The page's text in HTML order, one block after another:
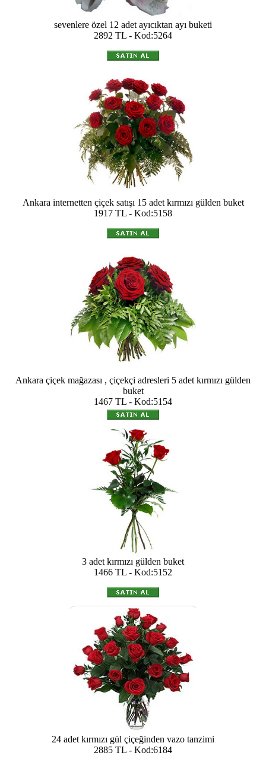
sevenlere özel 12 adet ayıcıktan ayı buketi
2892 TL - Kod:5264
Ankara internetten çiçek satışı 15 adet kırmızı gülden buket
1917 TL - Kod:5158
Ankara çiçek mağazası , çiçekçi adresleri 5 adet kırmızı gülden
buket
1467 TL - Kod:5154
3 adet kırmızı gülden buket
1466 TL - Kod:5152
24 adet kırmızı gül çiçeğinden vazo tanzimi
2885 TL - Kod:6184